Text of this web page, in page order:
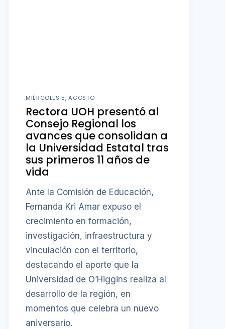
MIÉRCOLES 5, AGOSTO
Rectora UOH presentó al
Consejo Regional los
avances que consolidan a
la Universidad Estatal tras
sus primeros 11 años de
vida
Ante la Comisión de Educación,
Fernanda Kri Amar expuso el
crecimiento en formación,
investigación, infraestructura y
vinculación con el territorio,
destacando el aporte que la
Universidad de O’Higgins realiza al
desarrollo de la región, en
momentos que celebra un nuevo
aniversario.